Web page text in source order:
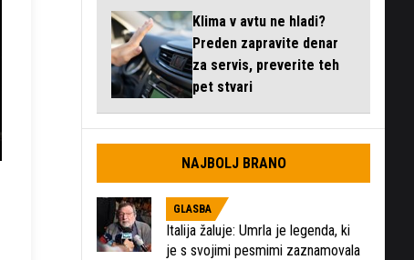
Klima v avtu ne hladi?
Preden zapravite denar
za servis, preverite teh
pet stvari
NAJBOLJ BRANO
GLASBA
Italija žaluje: Umrla je legenda, ki
je s svojimi pesmimi zaznamovala